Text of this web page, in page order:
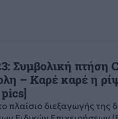
Συμβολική πτήση
– Καρέ καρέ η
πλαίσιο διεξαγωγής της